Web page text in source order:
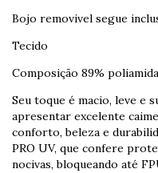
Bojo removivel segue
Tecido
Composição 89%
Seu toque é macio, leve e
apresentar excelente
conforto, beleza e
PRO UV, que confere
nocivas, bloqueando até